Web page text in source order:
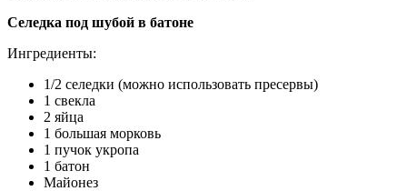
Селедка под шубой в батоне
Ингредиенты:
1/2 селедки (можно использовать пресервы)
1 свекла
2 яйца
1 большая морковь
1 пучок укропа
1 батон
Майонез